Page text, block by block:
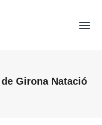
Girona Natació